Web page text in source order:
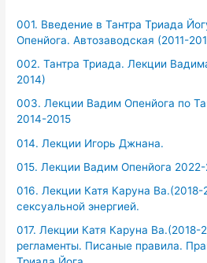
001. Введение в Тантра Триада
Опенйога. Автозаводская (2011-
002. Тантра Триада. Лекции
2014)
003. Лекции Вадим Опенйога по
2014-2015
014. Лекции Игорь Джнана.
015. Лекции Вадим Опенйога
016. Лекции Катя Каруна Ва.(2018-
сексуальной энергией.
017. Лекции Катя Каруна Ва.(2018-
регламенты. Писаные правила.